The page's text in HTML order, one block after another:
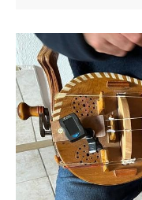
Un beau week-end
les traditions de